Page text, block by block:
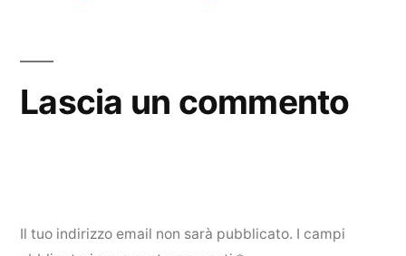
Lascia un commento
Il tuo indirizzo email non sarà pubblicato. I campi